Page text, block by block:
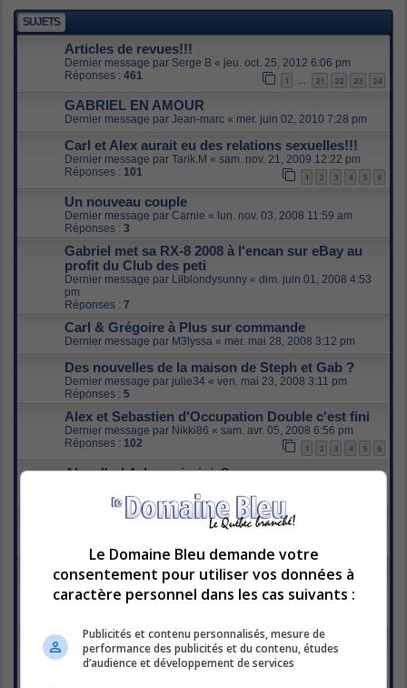
SUJETS
Articles de revues!!!
Dernier message par Serge B « jeu. oct. 25, 2012 6:06 pm
Réponses : 461 1 … 21 22 23 24
GABRIEL EN AMOUR
Dernier message par Jean-marc « mer. juin 02, 2010 7:28 pm
Carl et Alex aurait eu des relations sexuelles!!!
Dernier message par Tarik.M « sam. nov. 21, 2009 12:22 pm
Réponses : 101 1 2 3 4 5 6
Un nouveau couple
Dernier message par Carnie « lun. nov. 03, 2008 11:59 am
Réponses : 3
Gabriel met sa RX-8 2008 à l'encan sur eBay au
profit du Club des peti
Dernier message par Lilblondysunny « dim. juin 01, 2008 4:53
pm
Réponses : 7
Carl & Grégoire à Plus sur commande
Dernier message par M3lyssa « mer. mai 28, 2008 3:12 pm
Des nouvelles de la maison de Steph et Gab ?
Dernier message par julie34 « ven. mai 23, 2008 3:11 pm
Réponses : 5
Alex et Sebastien d'Occupation Double c'est fini
Dernier message par Nikki86 « sam. avr. 05, 2008 6:56 pm
Réponses : 102 1 2 3 4 5 6
Alex d'od 4 dans virginie?
Réponses : 13
Occupation double : Catherine et Carl...
Réponses :17
Carl-Yan et Bianca Gervais
Dernier message par
pm
OD4 dans le summum...
Dernier message par Stefany_drama«mer. févr. 27, 2008 1:31
Le Domaine Bleu demande votre
consentement pour utiliser vos données à
caractère personnel dans les cas suivants :
Publicités et contenu personnalisés, mesure de
performance des publicités et du contenu, études
d’audience et développement de services